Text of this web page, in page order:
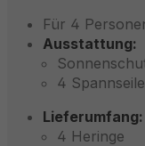
Für 4
Ausstattung:
4 Spannseile
Lieferumfang:
4 Heringe